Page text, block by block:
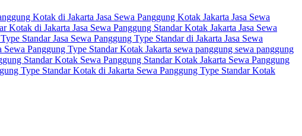
Kotak di Jakarta Jasa Sewa Panggung Kotak Jakarta Jasa Sewa
Kotak di Jakarta Jasa Sewa Panggung Standar Kotak Jakarta Jasa Sewa
StandarJasa Sewa Panggung Type Standar di Jakarta Jasa Sewa
Sewa Panggung Type Standar Kotak Jakarta sewa panggung sewa panggung
Standar Kotak Sewa Panggung Standar Kotak Jakarta Sewa Panggung
Type Standar Kotak di Jakarta Sewa Panggung Type Standar Kotak